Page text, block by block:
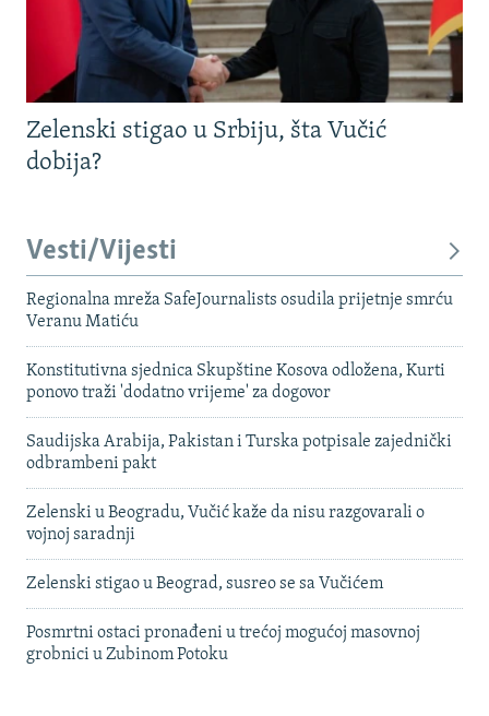
Zelenski stigao u Srbiju, šta Vučić
dobija?
Vesti/Vijesti
Regionalna mreža SafeJournalists osudila prijetnje smrću
Veranu Matiću
Konstitutivna sjednica Skupštine Kosova odložena, Kurti
ponovo traži 'dodatno vrijeme' za dogovor
Saudijska Arabija, Pakistan i Turska potpisale zajednički
odbrambeni pakt
Zelenski u Beogradu, Vučić kaže da nisu razgovarali o
vojnoj saradnji
Zelenski stigao u Beograd, susreo se sa Vučićem
Posmrtni ostaci pronađeni u trećoj mogućoj masovnoj
grobnici u Zubinom Potoku